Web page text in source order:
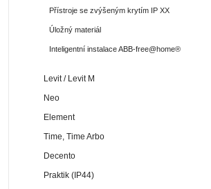
Přístroje se zvýšeným krytím IP XX
Úložný materiál
Inteligentní instalace ABB-free@home®
Levit / Levit M
Neo
Element
Time, Time Arbo
Decento
Praktik (IP44)